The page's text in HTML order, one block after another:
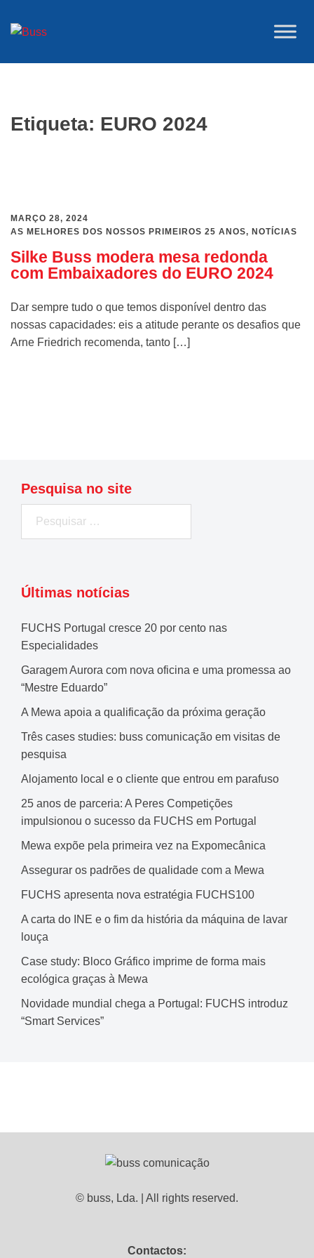
para
conteúdo
Etiqueta: EURO 2024
MARÇO 28, 2024
AS MELHORES DOS NOSSOS PRIMEIROS 25 ANOS, NOTÍCIAS
Silke Buss modera mesa redonda
com Embaixadores do EURO 2024
Dar sempre tudo o que temos disponível dentro das
nossas capacidades: eis a atitude perante os desafios que
Arne Friedrich recomenda, tanto […]
Pesquisa no site
Últimas notícias
FUCHS Portugal cresce 20 por cento nas
Especialidades
Garagem Aurora com nova oficina e uma promessa ao
“Mestre Eduardo”
A Mewa apoia a qualificação da próxima geração
Três cases studies: buss comunicação em visitas de
pesquisa
Alojamento local e o cliente que entrou em parafuso
25 anos de parceria: A Peres Competições
impulsionou o sucesso da FUCHS em Portugal
Mewa expõe pela primeira vez na Expomecânica
Assegurar os padrões de qualidade com a Mewa
FUCHS apresenta nova estratégia FUCHS100
A carta do INE e o fim da história da máquina de lavar
louça
Case study: Bloco Gráfico imprime de forma mais
ecológica graças à Mewa
Novidade mundial chega a Portugal: FUCHS introduz
“Smart Services”
© buss, Lda. | All rights reserved.
Contactos: